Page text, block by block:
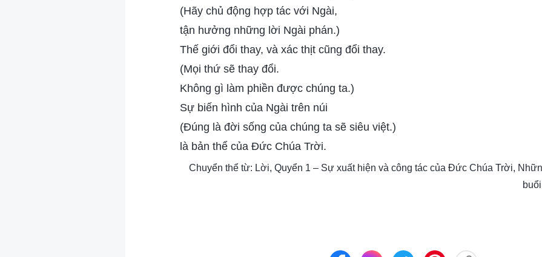
(Hãy chủ động hợp tác với Ngài,
tận hưởng những lời Ngài phán.)
Thế giới đổi thay, và xác thịt cũng đổi thay.
(Mọi thứ sẽ thay đổi.
Không gì làm phiền được chúng ta.)
Sự biến hình của Ngài trên núi
(Đúng là đời sống của chúng ta sẽ siêu việt.)
là bản thể của Đức Chúa Trời.
Chuyển thể từ: Lời, Quyển 1 – Sự xuất hiện và công tác của Đức Chúa Trời,